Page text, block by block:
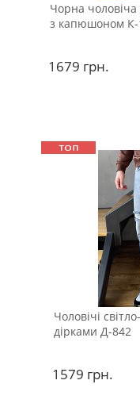
Чорна чоловіча
з капюшоном К-
1679 грн.
Чоловічі
дірками Д-842
1579 грн.